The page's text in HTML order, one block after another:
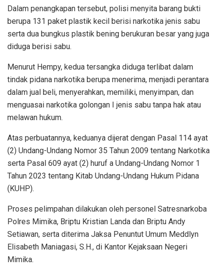
Dalam penangkapan tersebut, polisi menyita barang bukti
berupa 131 paket plastik kecil berisi narkotika jenis sabu
serta dua bungkus plastik bening berukuran besar yang juga
diduga berisi sabu.
Menurut Hempy, kedua tersangka diduga terlibat dalam
tindak pidana narkotika berupa menerima, menjadi perantara
dalam jual beli, menyerahkan, memiliki, menyimpan, dan
menguasai narkotika golongan I jenis sabu tanpa hak atau
melawan hukum.
Atas perbuatannya, keduanya dijerat dengan Pasal 114 ayat
(2) Undang-Undang Nomor 35 Tahun 2009 tentang Narkotika
serta Pasal 609 ayat (2) huruf a Undang-Undang Nomor 1
Tahun 2023 tentang Kitab Undang-Undang Hukum Pidana
(KUHP).
Proses pelimpahan dilakukan oleh personel Satresnarkoba
Polres Mimika, Briptu Kristian Landa dan Briptu Andy
Setiawan, serta diterima Jaksa Penuntut Umum Meddlyn
Elisabeth Maniagasi, S.H., di Kantor Kejaksaan Negeri
Mimika.